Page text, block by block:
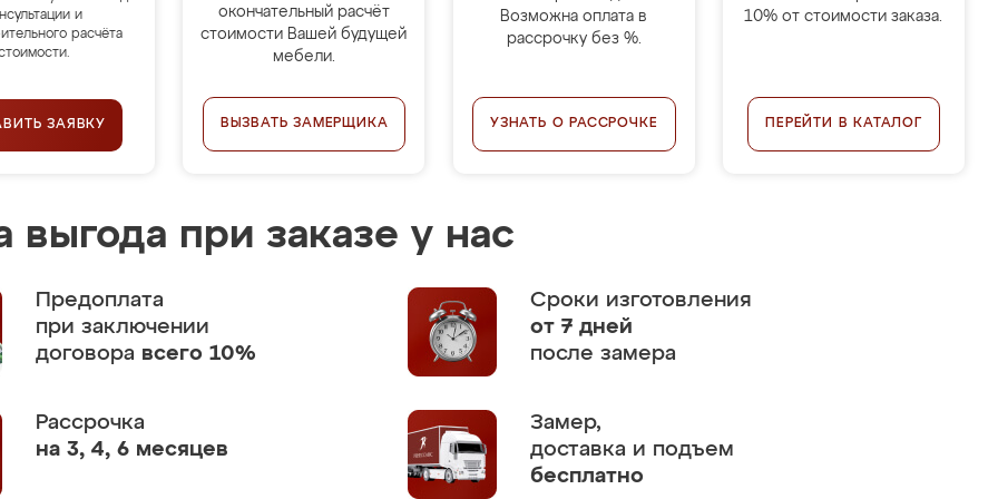
и
расчёта
ЗАЯВКУ
окончательный расчёт
стоимости Вашей будущей
мебели.
ВЫЗВАТЬ ЗАМЕРЩИКА
Возможна оплата в
рассрочку без %.
УЗНАТЬ О РАССРОЧКЕ
10% от стоимости заказа.
ПЕРЕЙТИ В КАТАЛОГ
выгода при заказе у нас
Предоплата
при заключении
договора всего 10%
Сроки изготовления
от 7 дней
после замера
Рассрочка
на 3, 4, 6 месяцев
Замер,
доставка и подъем
бесплатно